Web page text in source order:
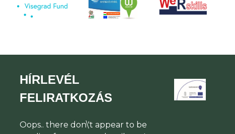
HÍRLEVÉL
FELIRATKOZÁS
Oops.. there don\'t appear to be